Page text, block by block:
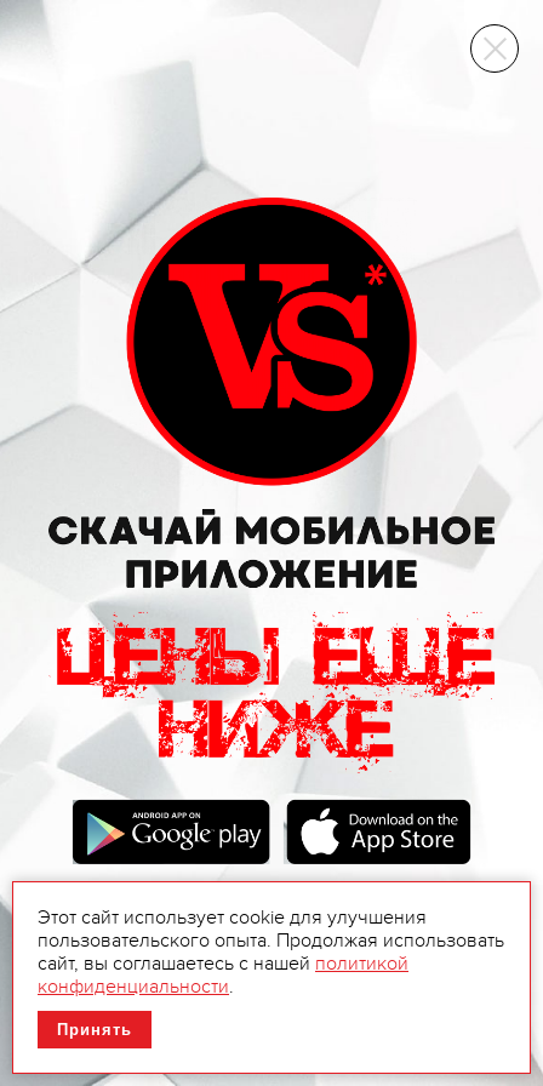
ВИННЫЙ СКЛАД
Этот сайт использует cookie для улучшения
пользовательского опыта. Продолжая использовать
сайт, вы соглашаетесь с нашей политикой
конфиденциальности.
Принять